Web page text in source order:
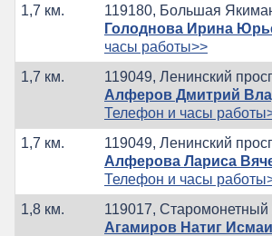
1,7 км.
119180, Большая
Голоднова Ирина
часы работы>>
1,7 км.
119049, Ленинский
Алферов Дмитрий
Телефон и часы
1,7 км.
119049, Ленинский
Алферова Лариса
Телефон и часы
1,8 км.
119017, Старомонетный
Агамиров Натиг